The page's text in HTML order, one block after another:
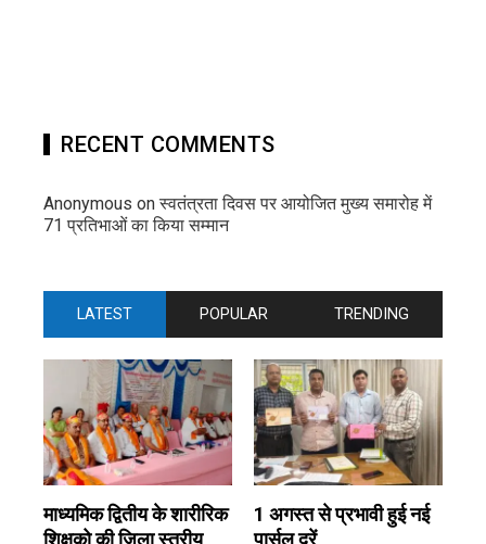
RECENT COMMENTS
Anonymous onस्वतंत्रता दिवस पर आयोजित मुख्य समारोह में
71 प्रतिभाओं का किया सम्मान
LATEST POPULAR TRENDING
माध्यमिक द्वितीय के शारीरिक
शिक्षको की जिला स्तरीय
1 अगस्त से प्रभावी हुई नई
पार्सल दरें